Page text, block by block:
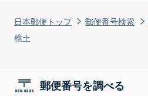
日本郵便トップ 郵便番号検索
椎土
郵便番号を調べる